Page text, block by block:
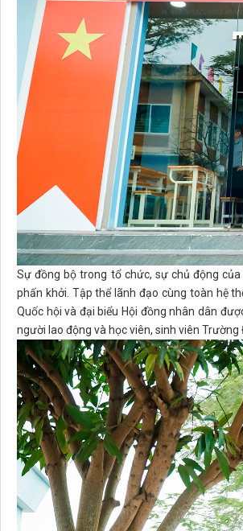
Sự đồng bộ trong tổ chức, sự chủ động
phấn khởi. Tập thể lãnh đạo cùng toàn hệ
Quốc hội và đại biểu Hội đồng nhân dân
người lao động và học viên, sinh viên Trường